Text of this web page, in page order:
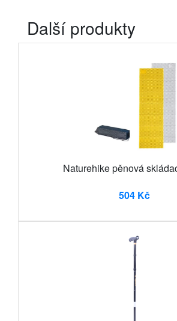
Další produkty
Naturehike pěnová
504 Kč